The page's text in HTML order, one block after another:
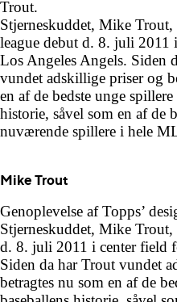
Trout.
Stjerneskuddet, Mike
league debut d. 8. juli 2011
Los Angeles Angels. Siden
vundet adskillige priser og
en af de bedste unge spillere
historie, såvel som en af de
nuværende spillere i hele
Mike Trout
Genoplevelse af Topps’
Stjerneskuddet, Mike
d. 8. juli 2011 i center field
Siden da har Trout vundet
betragtes nu som en af de